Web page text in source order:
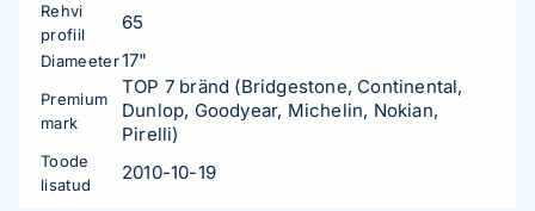
Rehvi
profiil
65
Diameeter17"
Premium
mark
TOP 7 bränd (Bridgestone, Continental,
Dunlop, Goodyear, Michelin, Nokian,
Pirelli)
Toode
lisatud
2010-10-19